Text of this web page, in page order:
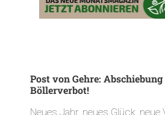
Post von Gehre:
Böllerverbot!
Neues Jahr, neues Glück, neue